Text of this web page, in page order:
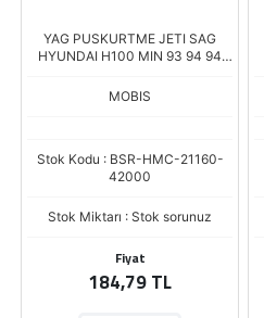
YAG PUSKURTME JETI SAG
HYUNDAI H100 MIN 93 94 94
MOBIS
Stok Kodu : BSR-HMC-21160-
42000
Stok Miktarı : Stok sorunuz
Fiyat
184,79 TL